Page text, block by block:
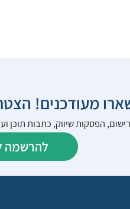
מעודכנים!
הפסקות שיווק, כתבות תוכן
להרשמה